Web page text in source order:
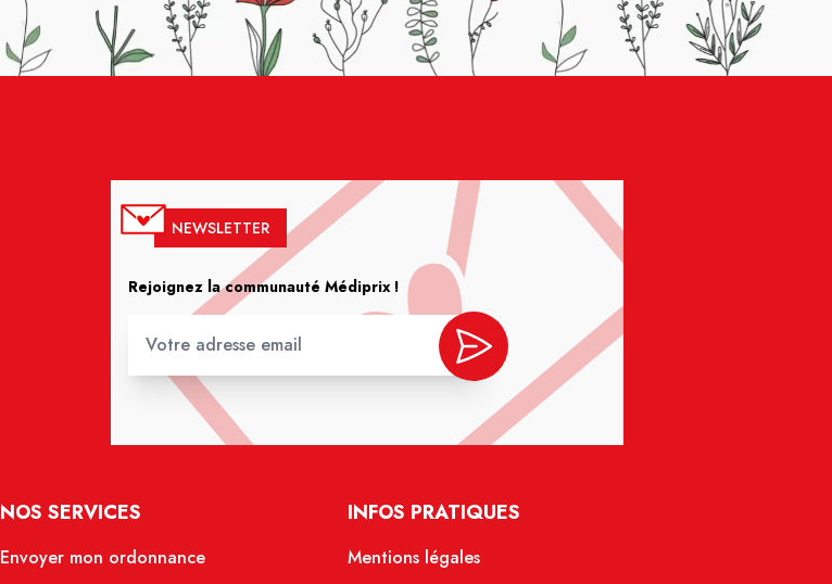
NEWSLETTER
Rejoignez la communauté Médiprix !
NOS SERVICES
Envoyer mon ordonnance
INFOS PRATIQUES
Mentions légales